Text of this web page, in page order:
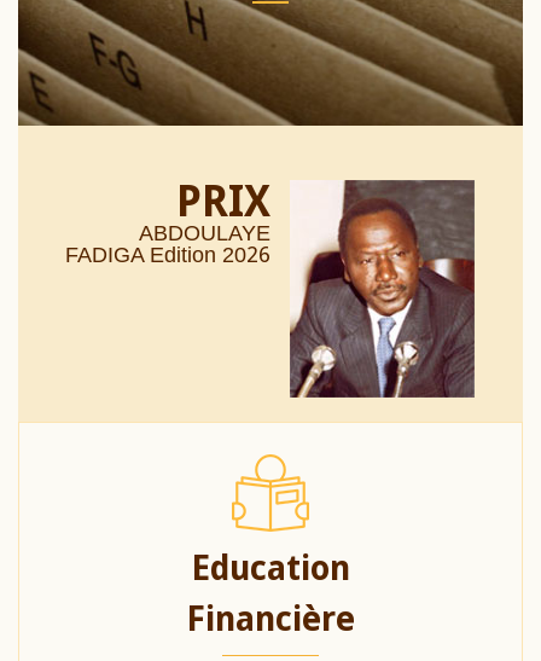
PRIX
ABDOULAYE
FADIGA Edition 2026
Education
Financière